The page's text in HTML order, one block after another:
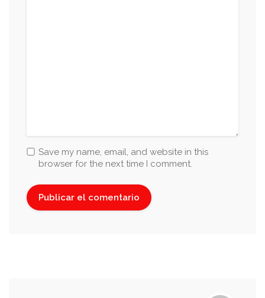
Save my name, email, and website in this
browser for the next time I comment.